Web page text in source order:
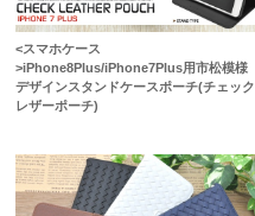
<スマホケース
>iPhone8Plus/iPhone7Plus用市松模様
デザインスタンドケースポーチ(チェック
レザーポーチ)